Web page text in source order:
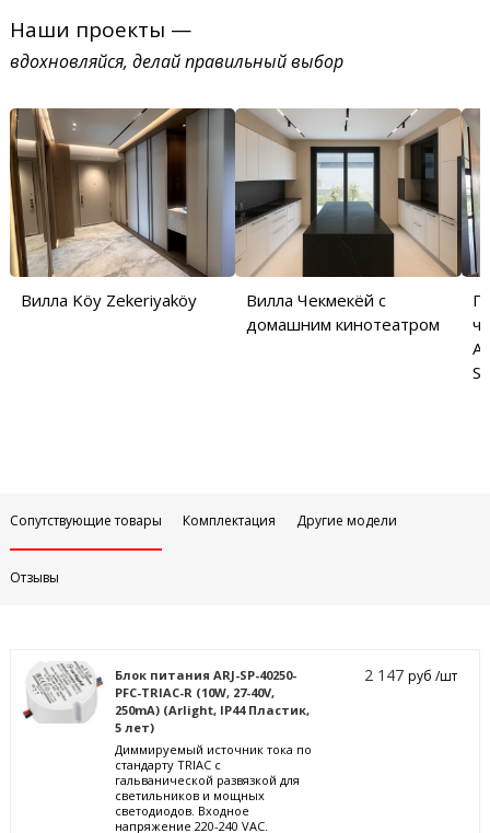
Наши проекты —
вдохновляйся, делай правильный выбор
Вилла Köy Zekeriyaköy
Вилла Чекмекёй с
домашним кинотеатром
Сопутствующие товары Комплектация Другие модели
Отзывы
Блок питания ARJ-SP-40250-
PFC-TRIAC-R (10W, 27-40V,
250mA) (Arlight, IP44 Пластик,
5 лет)
Диммируемый источник тока по
стандарту TRIAC с
гальванической развязкой для
светильников и мощных
светодиодов. Входное
напряжение 220-240 VAC.
2 147руб /шт